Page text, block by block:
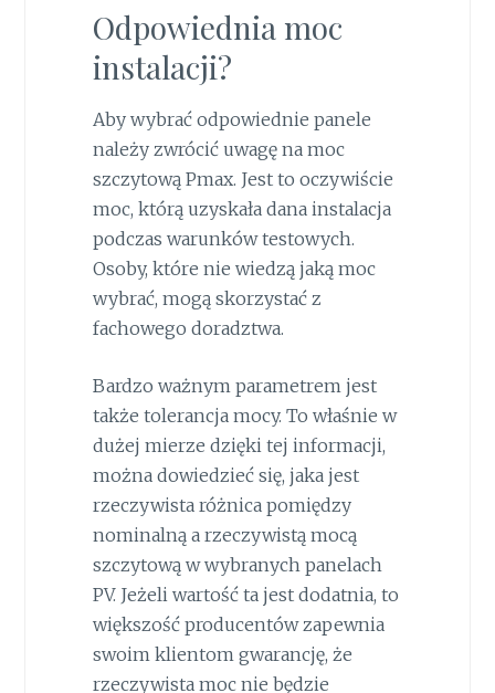
Odpowiednia moc
instalacji?
Aby wybrać odpowiednie panele
należy zwrócić uwagę na moc
szczytową Pmax. Jest to oczywiście
moc, którą uzyskała dana instalacja
podczas warunków testowych.
Osoby, które nie wiedzą jaką moc
wybrać, mogą skorzystać z
fachowego doradztwa.
Bardzo ważnym parametrem jest
także tolerancja mocy. To właśnie w
dużej mierze dzięki tej informacji,
można dowiedzieć się, jaka jest
rzeczywista różnica pomiędzy
nominalną a rzeczywistą mocą
szczytową w wybranych panelach
PV. Jeżeli wartość ta jest dodatnia, to
większość producentów zapewnia
swoim klientom gwarancję, że
rzeczywista moc nie będzie